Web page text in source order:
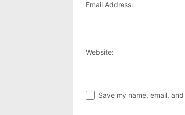
Email Address:
Website:
Save my name, email,